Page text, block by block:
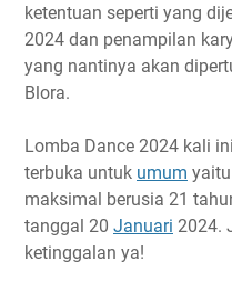
Biaya Pendaftaran
Hadiah
ketentuan seperti yang
2024 dan penampilan
yang nantinya akan
Blora.
Lomba Dance 2024 kali
terbuka untuk umum
maksimal berusia 21
tanggal 20 Januari 2024.
ketinggalan ya!